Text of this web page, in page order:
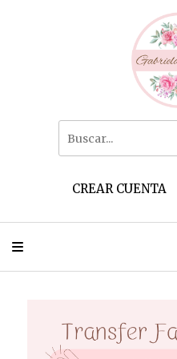
CREAR CUENTA